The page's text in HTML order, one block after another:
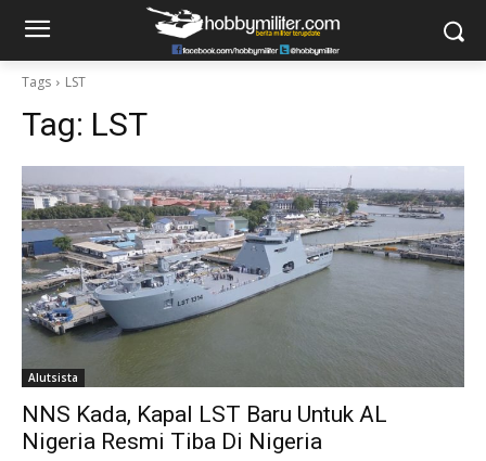
Tags LST
Tag: LST
Alutsista
NNS Kada, Kapal LST Baru Untuk AL
Nigeria Resmi Tiba Di Nigeria